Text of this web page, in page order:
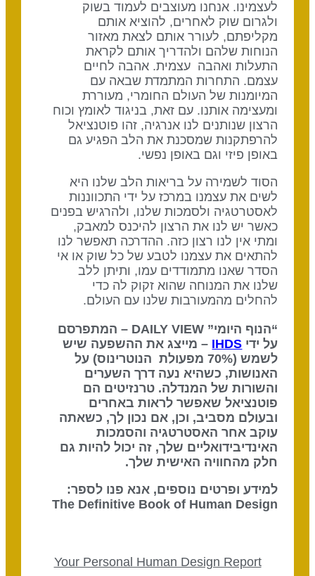
לעצמינו. אנחנו מעוצבים לעמוד בשוק
ולגרום שוק לאחרים, להוציא אותם
מקליפתם, לעורר אותם לצאת מאזור
הנוחות שלהם ולהדריך אותם לקראת
התעלות ואהבה עצמית. אהבה לחיים
עצמם. התחרות המתמדת שבאה עם
המיומנות של העולם החומרי, מעוררת
ומעצימה אותנו. עם זאת, בניגוד לאומץ וכוח
הרצון שנותנים לנו אנרגיה, זהו פוטנציאל
להרפתקנות שמסכנת את הלב הפגיע גם
באופן פיזי וגם באופן נפשי.
הסוד לשמירה על בריאות הלב שלנו היא
לשים את עצמנו במרכז על ידי התכווננות
לאסטרטגיה ולסמכות שלנו, ולהרגיש בפנים
כאשר יש לנו את הרצון להיכנס למאבק,
ומתי אין לנו רצון כזה. ההדרכה תאפשר לנו
להתאים את עצמנו לטבע של כל שוק או אי
הסדר שאנו מתמודדים עמו, ותיתן ללב
שלנו את המנוחה שהוא זקוק לה כדי
להחלים מהמעורבות שלנו עם העולם.
“הנוף היומי” DAILY VIEW – המתפרסם
על ידיIHDS – מייצג את ההשפעה שיש
לשמש (70% מפעולת הנוטרינוס) על
האנושות, כשהיא נעה דרך השערים
והשורות של המנדלה. טרנזיטים הם
פוטנציאל שאפשר לראות באחרים
ובעולם מסביב, וכן, אם נכון לך, כשאתה
עוקב אחר האסטרטגיה והסמכות
האינדיבידואליים שלך, זה יכול להיות גם
חלק מהחוויה האישית שלך.
למידע ופרטים נוספים, אנא פנו לספר:
The Definitive Book of Human Design
Your Personal Human Design Report